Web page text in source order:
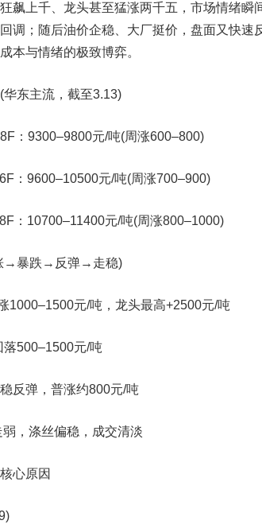
飙上千、龙头甚至猛涨两千五，市场情绪瞬
调；随后油价企稳、大厂挺价，盘面又快速
本与情绪的极致博弈。
华东主流，截至3.13)
：9300–9800元/吨(周涨600–800)
：9600–10500元/吨(周涨700–900)
：10700–11400元/吨(周涨800–1000)
→暴跌→反弹→走稳)
1000–1500元/吨，龙头最高+2500元/吨
落500–1500元/吨
反弹，普涨约800元/吨
弱，涤丝偏稳，成交清淡
心原因